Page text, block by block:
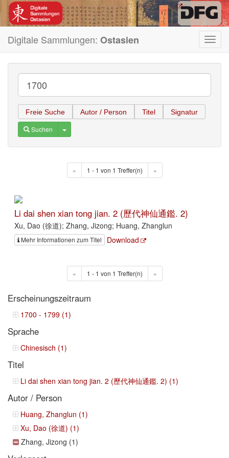
Digitale Sammlungen: Ostasien
Freie Suche Autor / Person Titel Signatur
Suchen Toggle Dropdown
« 1 - 1 von 1 Treffer(n) »
Li dai shen xian tong jian. 2 (歷代神仙通鑑. 2)
Xu, Dao (徐道); Zhang, Jizong; Huang, Zhanglun
Mehr Informationen zum Titel Download
« 1 - 1 von 1 Treffer(n) »
Erscheinungszeitraum
1700 - 1799 (1)
Sprache
Chinesisch (1)
Titel
Li dai shen xian tong jian. 2 (歷代神仙通鑑. 2) (1)
Autor / Person
Huang, Zhanglun (1)
Xu, Dao (徐道) (1)
Zhang, Jizong (1)